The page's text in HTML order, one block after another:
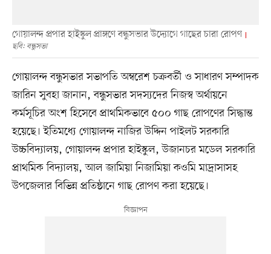
গোয়ালন্দ প্রপার হাইস্কুল প্রাঙ্গণে বন্ধুসভার উদ্যোগে গাছের চারা রোপণ
ছবি: বন্ধুসভা
গোয়ালন্দ বন্ধুসভার সভাপতি অম্বরেশ চক্রবর্তী ও সাধারণ সম্পাদক
জারিন সুবহা জানান, বন্ধুসভার সদস্যদের নিজস্ব অর্থায়নে
কর্মসূচির অংশ হিসেবে প্রাথমিকভাবে ৫০০ গাছ রোপণের সিদ্ধান্ত
হয়েছে। ইতিমধ্যে গোয়ালন্দ নাজির উদ্দিন পাইলট সরকারি
উচ্চবিদ্যালয়, গোয়ালন্দ প্রপার হাইস্কুল, উজানচর মডেল সরকারি
প্রাথমিক বিদ্যালয়, আল জামিয়া নিজামিয়া কওমি মাদ্রাসাসহ
উপজেলার বিভিন্ন প্রতিষ্ঠানে গাছ রোপণ করা হয়েছে।